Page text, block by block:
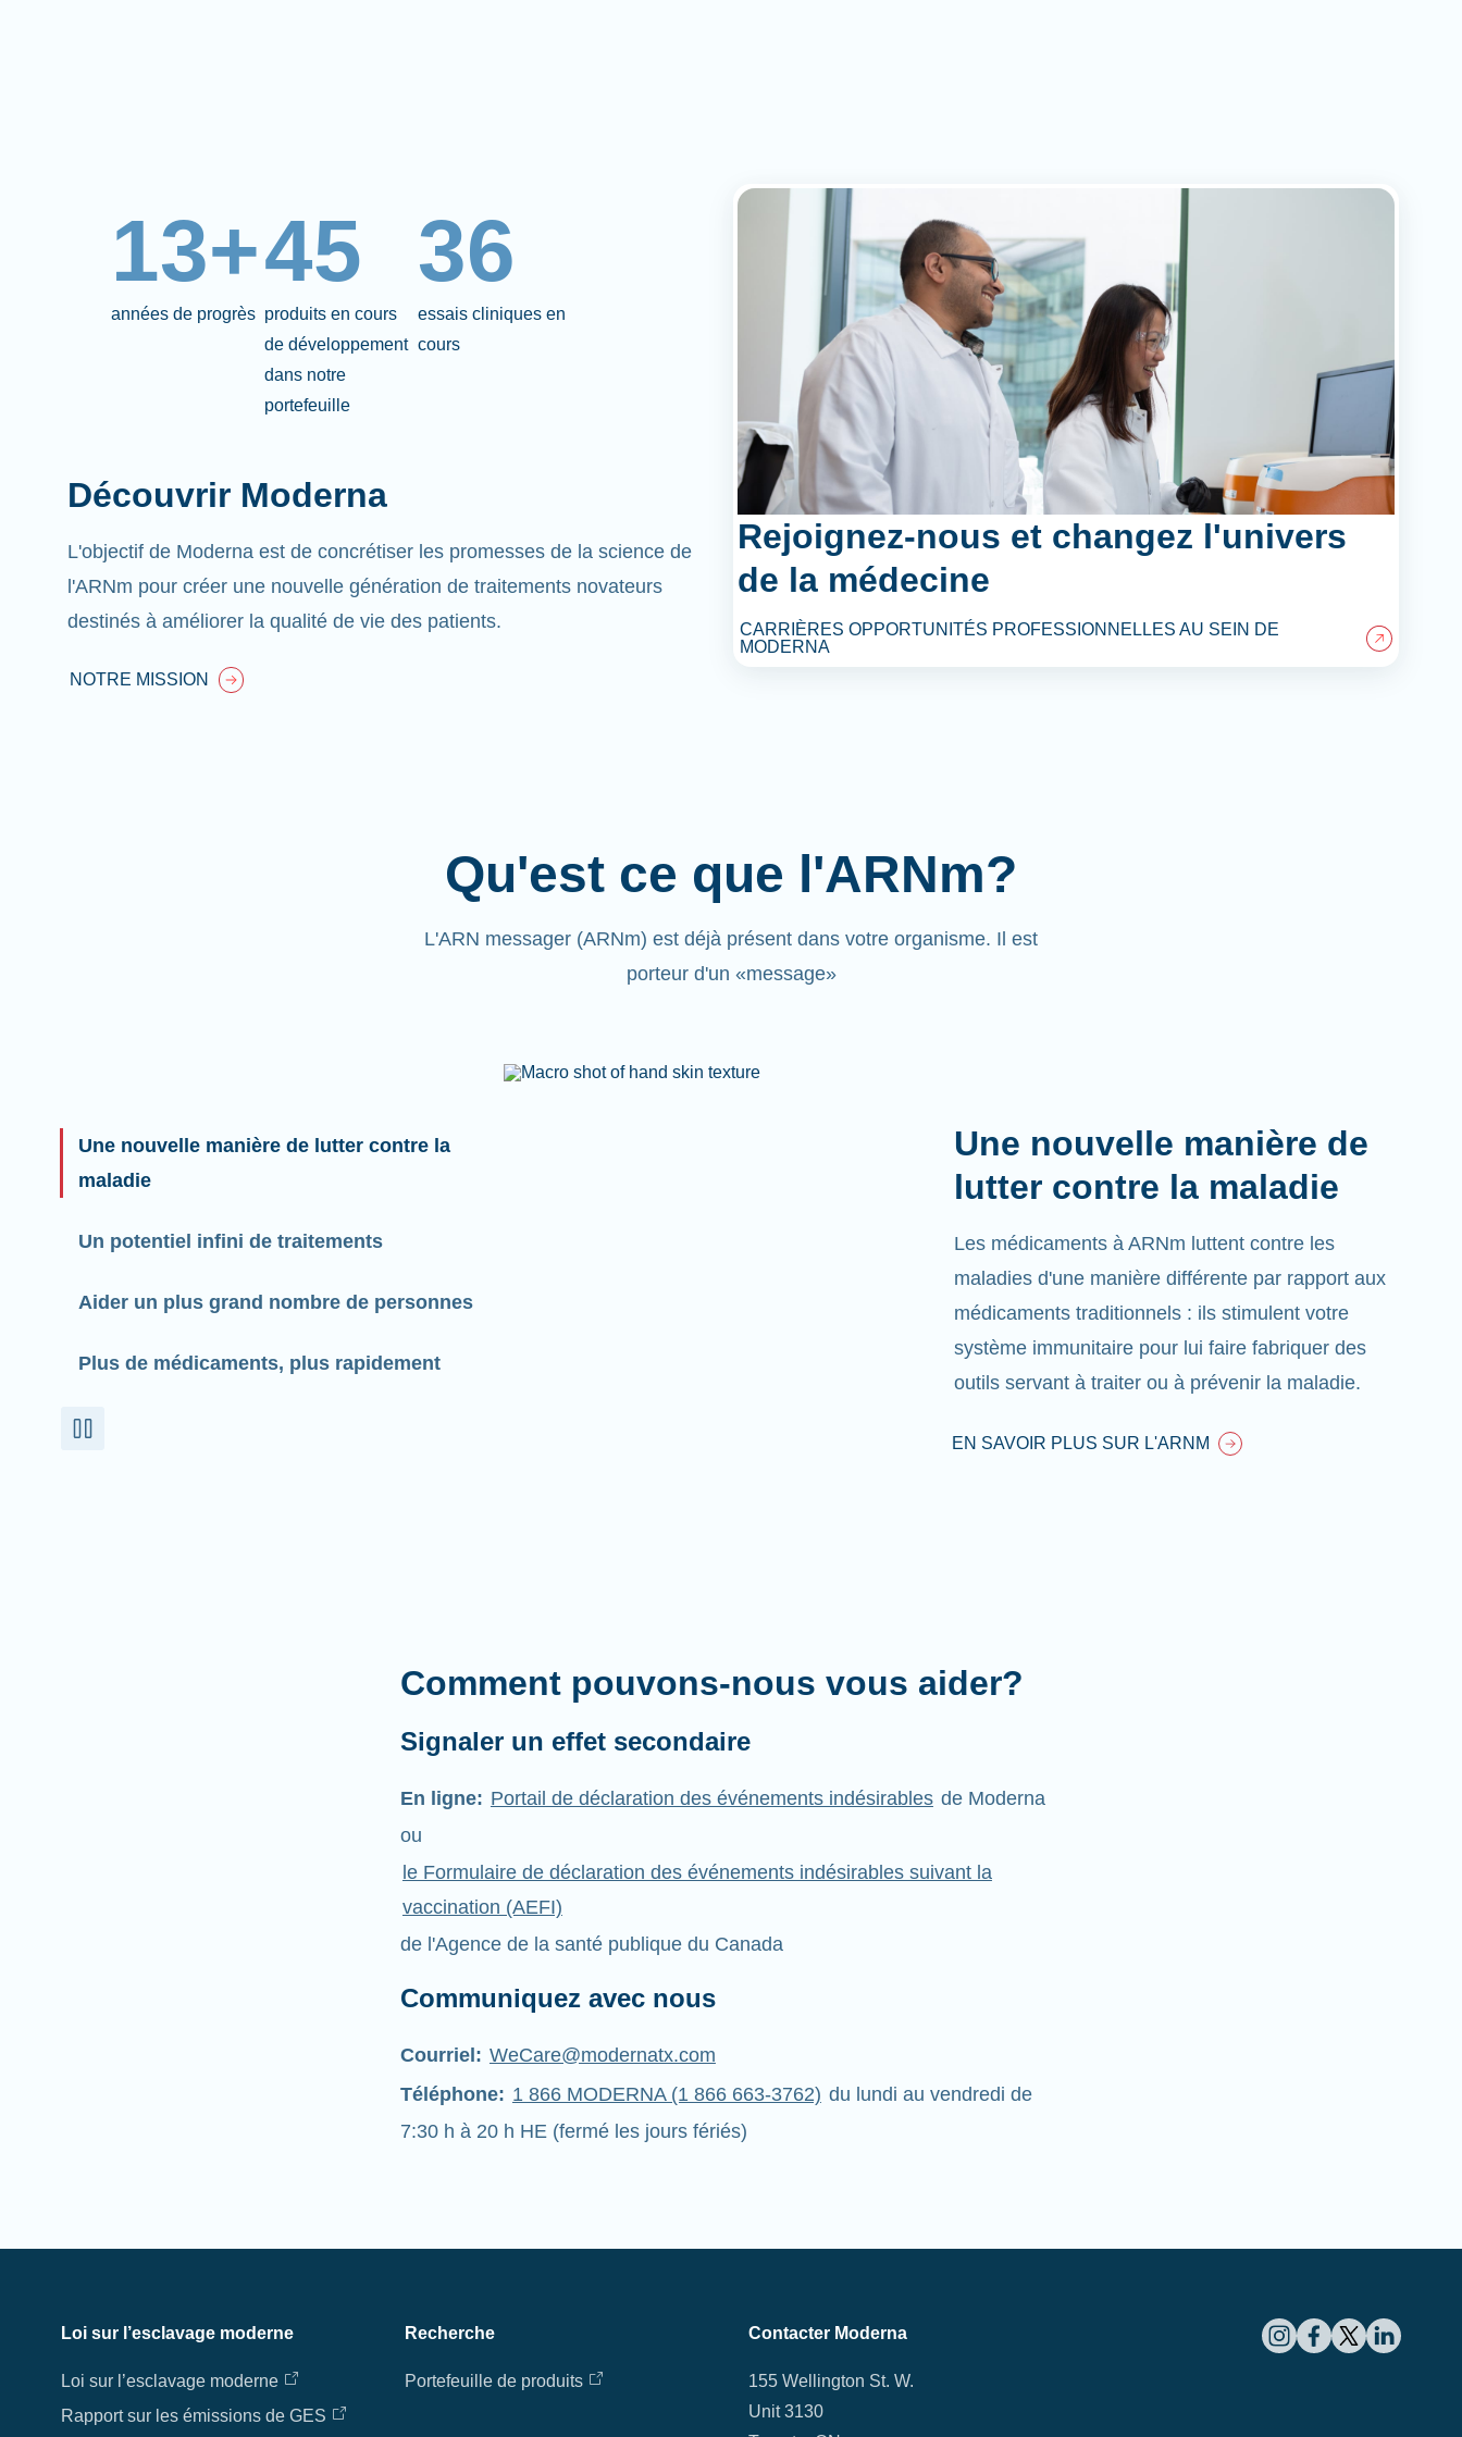
13+
années de progrès
45
produits en cours
de développement
dans notre
portefeuille
36
essais cliniques en
cours
Découvrir Moderna
L'objectif de Moderna est de concrétiser les promesses de la science de
l'ARNm pour créer une nouvelle génération de traitements novateurs
destinés à améliorer la qualité de vie des patients.
NOTRE MISSION
Rejoignez-nous et changez l'univers
de la médecine
CARRIÈRES OPPORTUNITÉS PROFESSIONNELLES AU SEIN DE
MODERNA
Qu'est ce que l'ARNm?
L'ARN messager (ARNm) est déjà présent dans votre organisme. Il est
porteur d'un «message»
Une nouvelle manière de lutter contre la
maladie
Un potentiel infini de traitements
Aider un plus grand nombre de personnes
Plus de médicaments, plus rapidement
Une nouvelle manière de
lutter contre la maladie
Les médicaments à ARNm luttent contre les
maladies d'une manière différente par rapport aux
médicaments traditionnels : ils stimulent votre
système immunitaire pour lui faire fabriquer des
outils servant à traiter ou à prévenir la maladie.
EN SAVOIR PLUS SUR L'ARNM
Comment pouvons-nous vous aider?
Signaler un effet secondaire
En ligne: Portail de déclaration des événements indésirables de Moderna
ou
le Formulaire de déclaration des événements indésirables suivant la
vaccination (AEFI)
de l'Agence de la santé publique du Canada
Communiquez avec nous
Courriel: WeCare@modernatx.com
Téléphone: 1 866 MODERNA (1 866 663-3762) du lundi au vendredi de
7:30 h à 20 h HE (fermé les jours fériés)
Loi sur l’esclavage moderne
Loi sur l’esclavage moderne
Rapport sur les émissions de GES
Recherche
Portefeuille de produits
Contacter Moderna
155 Wellington St. W.
Unit 3130